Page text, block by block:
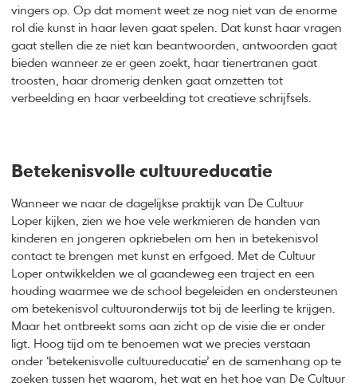
vingers op. Op dat moment weet ze nog niet van de enorme
rol die kunst in haar leven gaat spelen. Dat kunst haar vragen
gaat stellen die ze niet kan beantwoorden, antwoorden gaat
bieden wanneer ze er geen zoekt, haar tienertranen gaat
troosten, haar dromerig denken gaat omzetten tot
verbeelding en haar verbeelding tot creatieve schrijfsels.
Betekenisvolle cultuureducatie
Wanneer we naar de dagelijkse praktijk van De Cultuur
Loper kijken, zien we hoe vele werkmieren de handen van
kinderen en jongeren opkriebelen om hen in betekenisvol
contact te brengen met kunst en erfgoed. Met de Cultuur
Loper ontwikkelden we al gaandeweg een traject en een
houding waarmee we de school begeleiden en ondersteunen
om betekenisvol cultuuronderwijs tot bij de leerling te krijgen.
Maar het ontbreekt soms aan zicht op de visie die er onder
ligt. Hoog tijd om te benoemen wat we precies verstaan
onder ‘betekenisvolle cultuureducatie’ en de samenhang op te
zoeken tussen het waarom, het wat en het hoe van De Cultuur